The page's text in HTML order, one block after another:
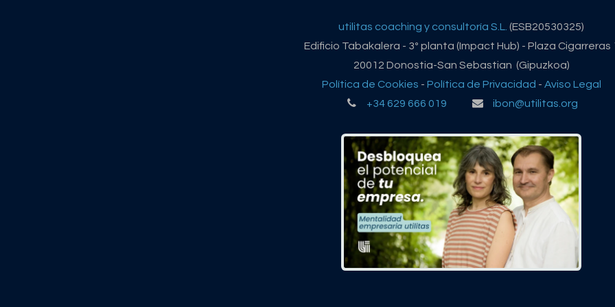
utilitas coaching y consultoría S.L.
(ESB20530325)
Edificio Tabakalera - 3º planta (Impact Hub) - Plaza Cigarreras
20012 Donostia-San Sebastian (Gipuzkoa)
Política de Cookies - Política de Privacidad - Aviso Legal
+34 629 666 019
ibon@utilitas.org